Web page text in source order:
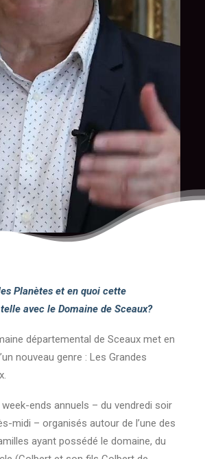
Planètes et en quoi cette
avec le Domaine de Sceaux?
départemental de Sceaux met en
nouveau genre : Les Grandes
week-ends annuels – du vendredi soir
midi – organisés autour de l’une des
ayant possédé le domaine, du